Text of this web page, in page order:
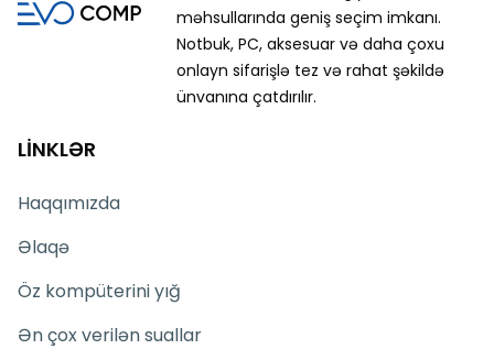
məhsullarında geniş seçim imkanı.
Notbuk, PC, aksesuar və daha çoxu
onlayn sifarişlə tez və rahat şəkildə
ünvanına çatdırılır.
LİNKLƏR
Haqqımızda
Əlaqə
Öz kompüterini yığ
Ən çox verilən suallar